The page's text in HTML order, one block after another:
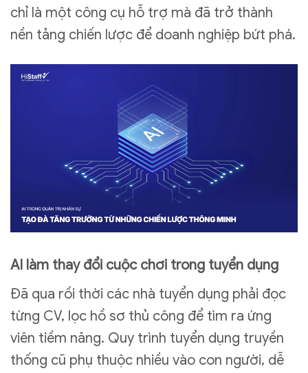
chỉ là một công cụ hỗ trợ mà đã trở thành
nền tảng chiến lược để doanh nghiệp bứt phá.
AI làm thay đổi cuộc chơi trong tuyển dụng
Đã qua rồi thời các nhà tuyển dụng phải đọc
từng CV, lọc hồ sơ thủ công để tìm ra ứng
viên tiềm năng. Quy trình tuyển dụng truyền
thống cũ phụ thuộc nhiều vào con người, dễ